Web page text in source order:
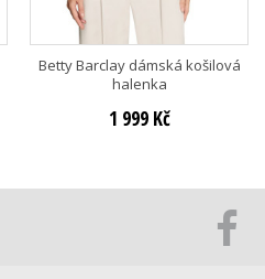
Betty Barclay dámská košilová
halenka
1 999 Kč